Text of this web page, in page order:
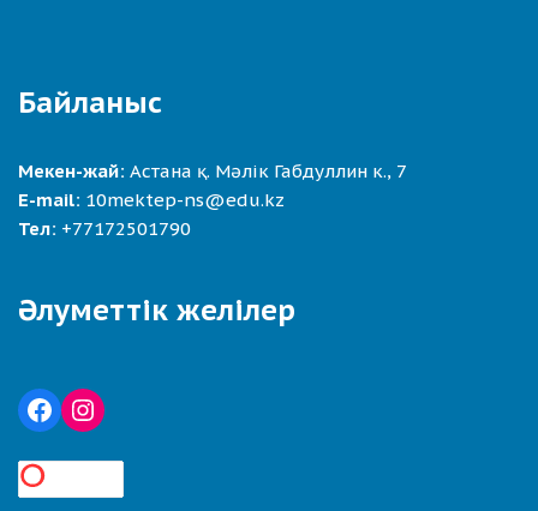
Байланыс
Мекен-жай: Астана қ. Мәлік Габдуллин к., 7
E-mail: 10mektep-ns@edu.kz
Тел: +77172501790
Әлуметтік желілер